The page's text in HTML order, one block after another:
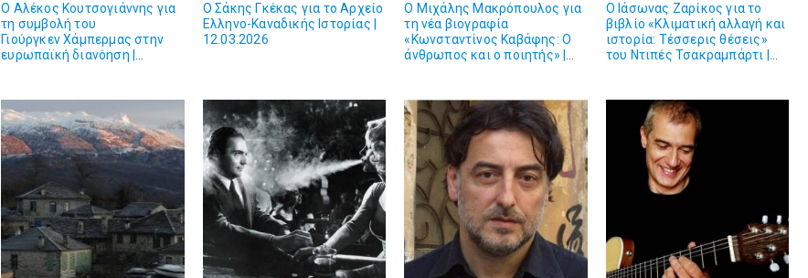
Ο Αλέκος Κουτσογιάννης για
τη συμβολή του
Γιούργκεν Χάμπερμας στην
ευρωπαϊκή διανόηση |
Ο Σάκης Γκέκας για το Αρχείο
Ελληνο-Καναδικής Ιστορίας |
12.03.2026
Ο Μιχάλης Μακρόπουλος για
τη νέα βιογραφία
«Κωνσταντίνος Καβάφης: Ο
άνθρωπος και ο ποιητής» |
Ο Ιάσωνας Ζαρίκος για το
βιβλίο «Κλιματική αλλαγή και
ιστορία: Τέσσερις θέσεις»
του Ντιπές Τσακραμπάρτι |